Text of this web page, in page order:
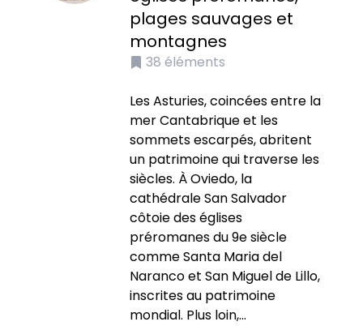
plages sauvages et
montagnes
38 éléments
Les Asturies, coincées entre la
mer Cantabrique et les
sommets escarpés, abritent
un patrimoine qui traverse les
siècles. À Oviedo, la
cathédrale San Salvador
côtoie des églises
préromanes du 9e siècle
comme Santa Maria del
Naranco et San Miguel de Lillo,
inscrites au patrimoine
mondial. Plus loin,...